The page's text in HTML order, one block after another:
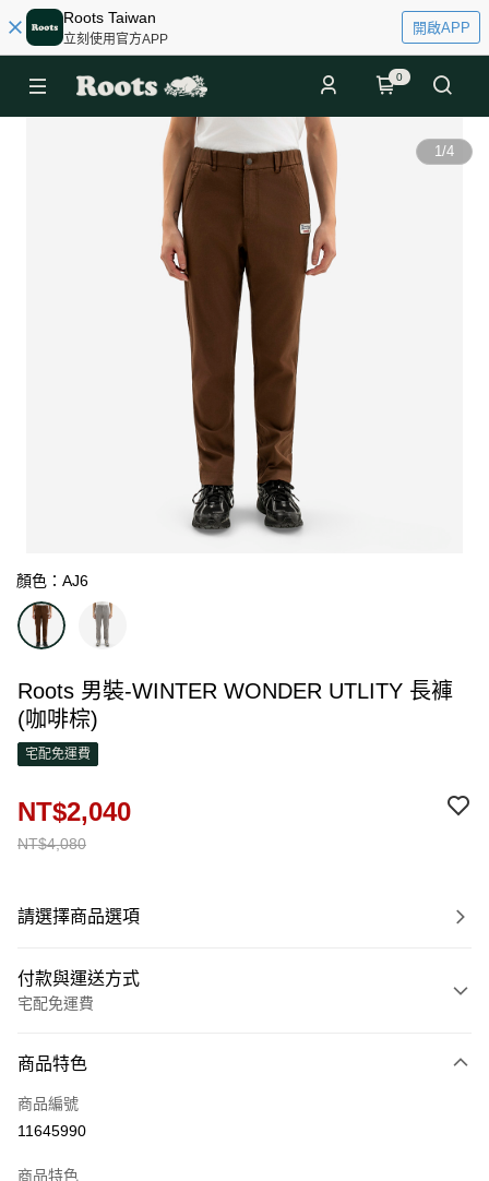
Roots Taiwan
立刻使用官方APP
開啟APP
0
1/4
顏色：AJ6
Roots 男裝-WINTER WONDER UTLITY 長褲
(咖啡棕)
宅配免運費
NT$4,080
NT$2,040
請選擇商品選項
付款與運送方式
宅配免運費
信用卡一次付款
信用卡分期付款
商品特色
商品編號
11645990
商品特色